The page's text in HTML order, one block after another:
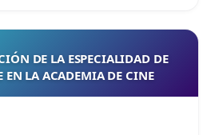
DE LA ESPECIALIDAD DE
EN LA ACADEMIA DE CINE